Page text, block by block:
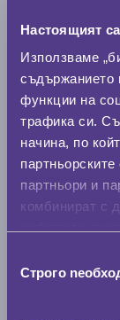
Настоящият
Използваме
съдържанието
функции на
трафика си.
начина, по
партньори и
комбинират с
наСтрого
Модел